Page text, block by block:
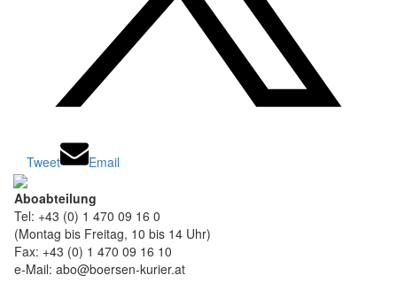
Tweet Email
Aboabteilung
Tel: +43 (0) 1 470 09 16 0
(Montag bis Freitag, 10 bis 14 Uhr)
Fax: +43 (0) 1 470 09 16 10
e-Mail: abo@boersen-kurier.at